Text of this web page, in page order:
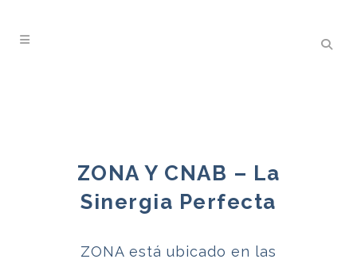
ZONA Y CNAB – La
Sinergia Perfecta
ZONA está ubicado en las